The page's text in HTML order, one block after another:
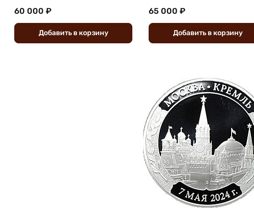
60 000 ₽
Добавить вкорзину
65 000 ₽
Добавить вкорзину